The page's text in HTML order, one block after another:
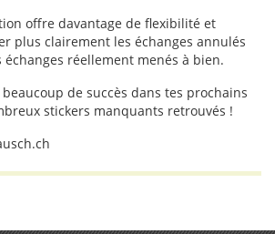
offre davantage de flexibilité et
plus clairement les échanges annulés
réellement menés à bien.
de succès dans tes prochains
stickers manquants retrouvés !